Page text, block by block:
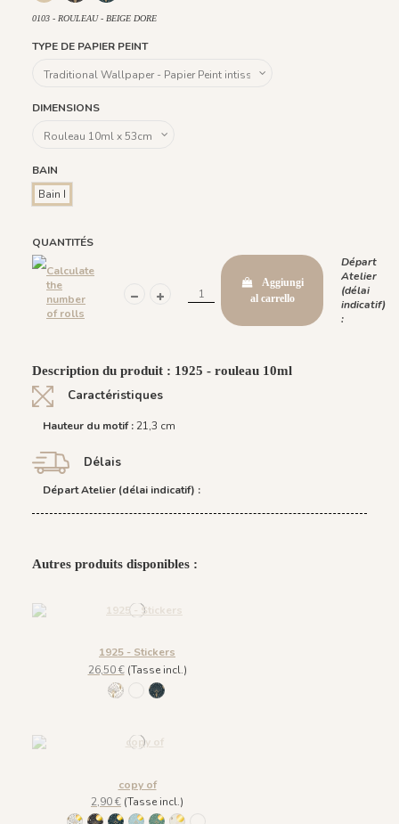
0103 - ROULEAU - BEIGE DORE
TYPE DE PAPIER PEINT
DIMENSIONS
BAIN
Bain I
QUANTITÉS
Calculate
the
number
of rolls
Aggiungi
al carrello
Départ
Atelier
(délai
indicatif)
:
Description du produit : 1925 - rouleau 10ml
Caractéristiques
Hauteur du motif :21,3 cm
Délais
Départ Atelier (délai indicatif) :
Autres produits disponibles :
1925 - Stickers
26,50 €(Tasse incl.)
299 A beige
115 B noir
662 C Bleu foncé
copy of
2,90 € (Tasse incl.)